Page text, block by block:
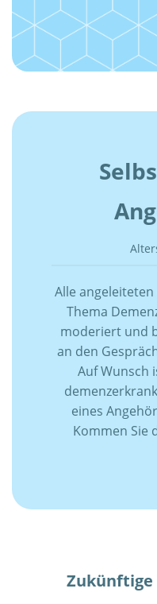
Alle
Thema
moderiert und
an den
Auf Wunsch
eines
Kommen Sie
Zukünftige